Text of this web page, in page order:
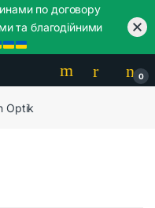
0
Optik
по договору
та благодійними